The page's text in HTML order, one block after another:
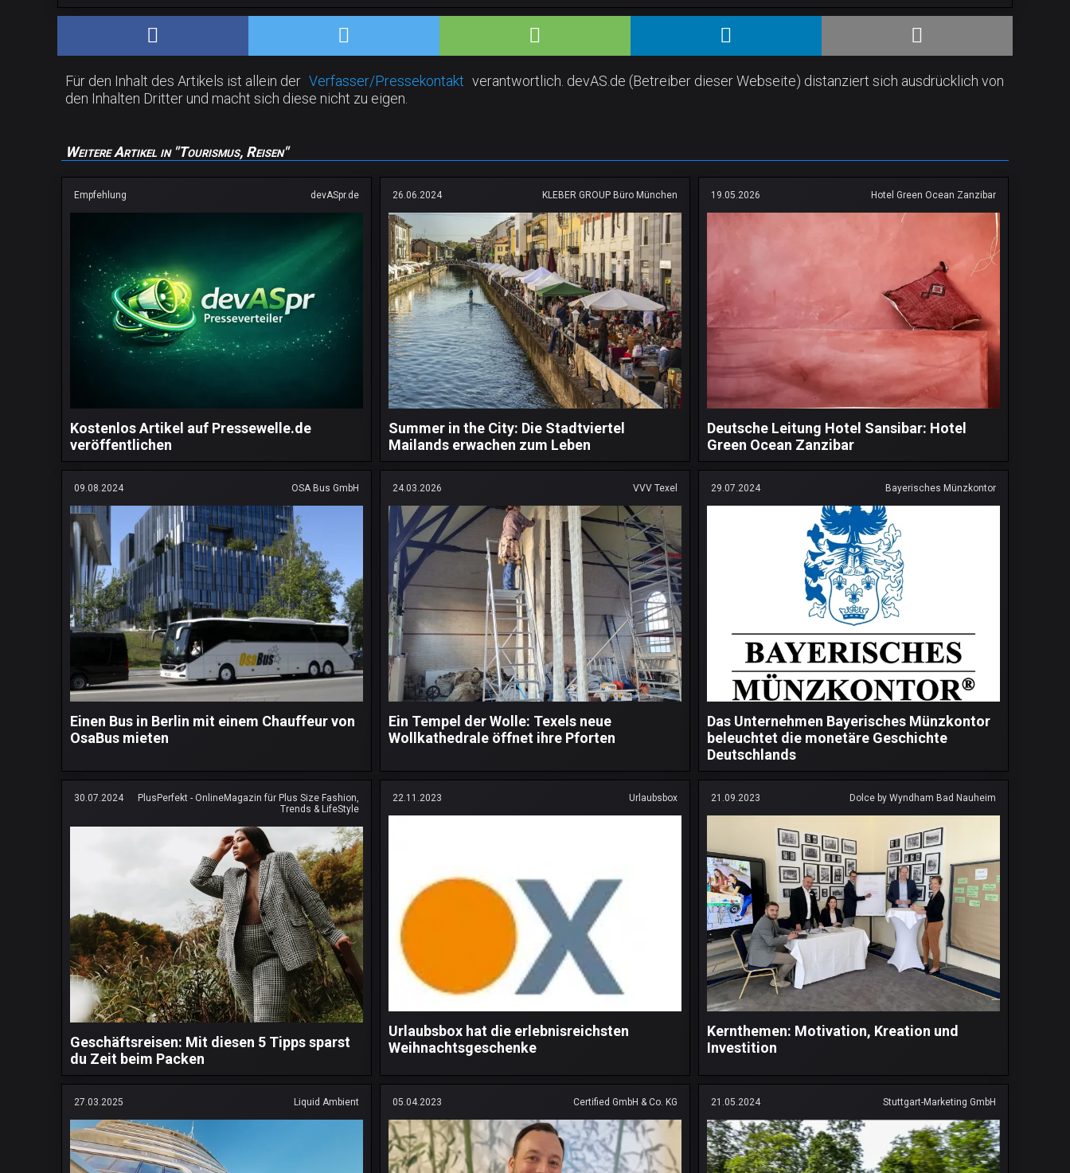
Für den Inhalt des Artikels ist allein der Verfasser/Pressekontakt verantwortlich. devAS.de (Betreiber dieser Webseite) distanziert sich ausdrücklich von
den Inhalten Dritter und macht sich diese nicht zu eigen.
Weitere Artikel in "Tourismus, Reisen"
Empfehlung devASpr.de
Kostenlos Artikel auf Pressewelle.de
veröffentlichen
26.06.2024 KLEBER GROUP Büro München
Summer in the City: Die Stadtviertel
Mailands erwachen zum Leben
19.05.2026 Hotel Green Ocean Zanzibar
Deutsche Leitung Hotel Sansibar: Hotel
Green Ocean Zanzibar
09.08.2024 OSA Bus GmbH
Einen Bus in Berlin mit einem Chauffeur von
OsaBus mieten
24.03.2026 VVV Texel
Ein Tempel der Wolle: Texels neue
Wollkathedrale öffnet ihre Pforten
29.07.2024 Bayerisches Münzkontor
Das Unternehmen Bayerisches Münzkontor
beleuchtet die monetäre Geschichte
Deutschlands
30.07.2024
PlusPerfekt - OnlineMagazin für Plus Size Fashion,
Trends & LifeStyle
Geschäftsreisen: Mit diesen 5 Tipps sparst
du Zeit beim Packen
22.11.2023 Urlaubsbox
Urlaubsbox hat die erlebnisreichsten
Weihnachtsgeschenke
21.09.2023 Dolce by Wyndham Bad Nauheim
Kernthemen: Motivation, Kreation und
Investition
27.03.2025 Liquid Ambient 05.04.2023 Certified GmbH & Co. KG 21.05.2024 Stuttgart-Marketing GmbH